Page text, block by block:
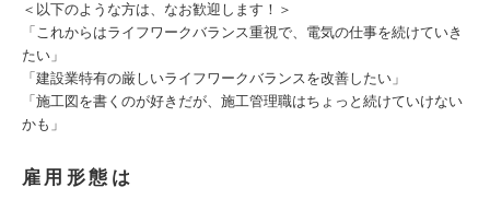
＜以下のような方は、なお歓迎します！＞
「これからはライフワークバランス重視で、電気の仕事を続けていき
たい」
「建設業特有の厳しいライフワークバランスを改善したい」
「施工図を書くのが好きだが、施工管理職はちょっと続けていけない
かも」
雇用形態は